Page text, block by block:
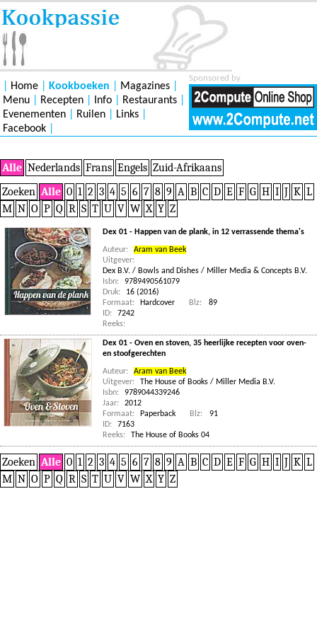
Sponsored by
Home Kookboeken Magazines
Menu
Recepten Info Restaurants
Evenementen
Ruilen Links
Facebook
Alle Nederlands Frans Engels Zuid-Afrikaans
Zoeken Alle 0 1 2 3 4 5 6 7 8 9 A B C D E F G H I J K L
M N O P Q R S T U V W X Y Z
Dex 01 - Happen van de plank, in 12 verrassende thema's
Auteur:
Aram van Beek
Uitgever:
Dex B.V. / Bowls and Dishes / Miller Media & Concepts B.V.
Isbn:
9789490561079
Druk:
16 (2016)
Formaat:
Hardcover Blz:
89
ID:
7242
Reeks:
Dex 01 - Oven en stoven, 35 heerlijke recepten voor oven-
en stoofgerechten
Auteur:
Aram van Beek
Uitgever:
The House of Books / Miller Media B.V.
Isbn:
9789044339246
Jaar:
2012
Formaat:
Paperback Blz:
91
ID:
7163
Reeks:
The House of Books 04
Zoeken Alle 0 1 2 3 4 5 6 7 8 9 A B C D E F G H I J K L
M N O P Q R S T U V W X Y Z